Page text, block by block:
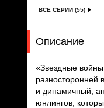
ВСЕ СЕРИИ (55)
Описание
«Звездные
разносторонней
и динамичный,
юнлингов,